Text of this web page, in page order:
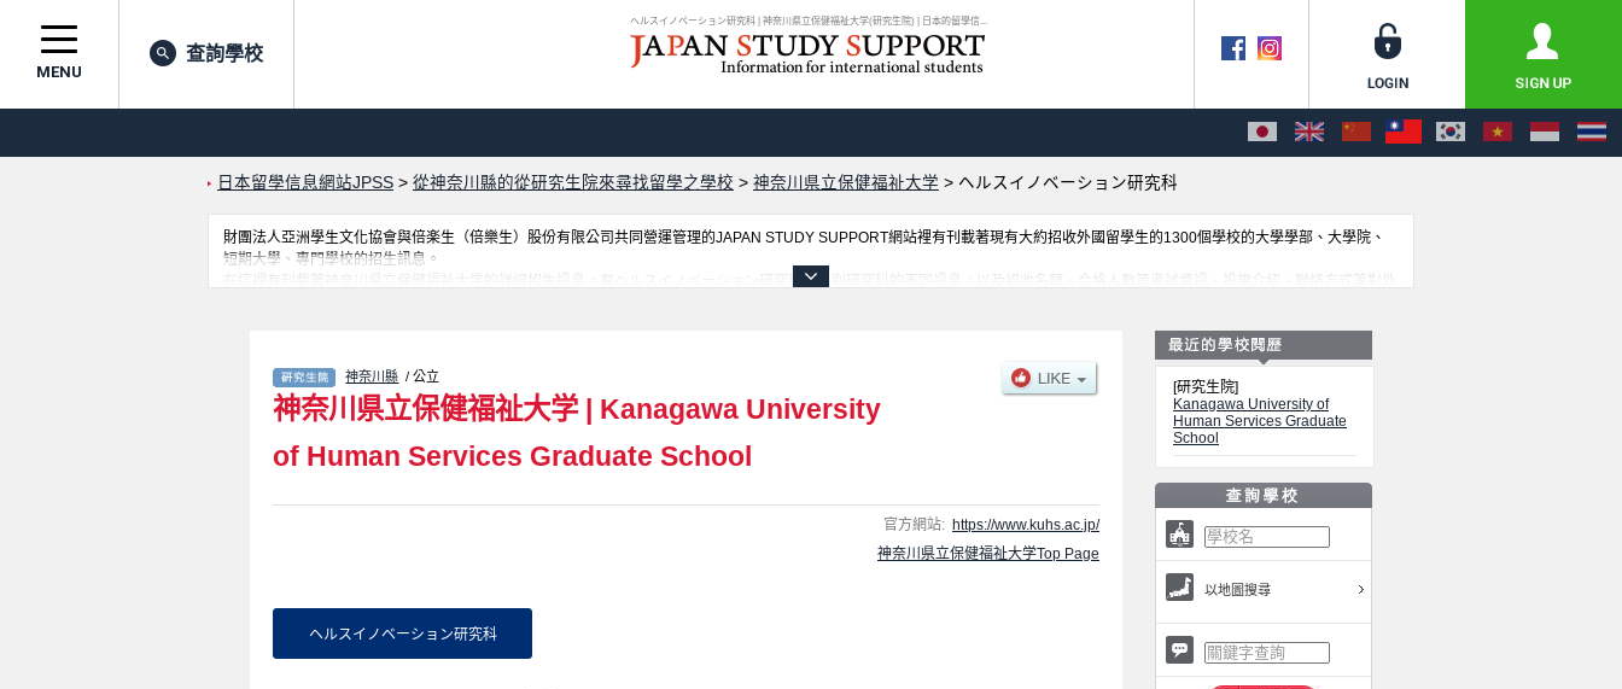
ヘルスイノベーション研究科 | 神奈川県立保健福祉大学(研究生院) | 日本的留學信...
MENU
查詢學校
日本留學信息網站JPSS > 從神奈川縣的從研究生院來尋找留學之學校 > 神奈川県立保健福祉大学 > ヘルスイノベーション研究科
財團法人亞洲學生文化協會與倍楽生（倍樂生）股份有限公司共同營運管理的JAPAN STUDY SUPPORT網站裡有刊載著現有大約招收外國留學生的1300個學校的大學學部、大學院、
短期大學、專門學校的招生訊息。
在這裡有刊載著神奈川県立保健福祉大学的詳細招生訊息。有ヘルスイノベーション研究科等各別研究科的不同訊息，以及招收名額、合格人數等考試資訊、設施介紹、聯絡方式等對外
神奈川縣 / 公立
神奈川県立保健福祉大学 | Kanagawa University
of Human Services Graduate School
官方網站: https://www.kuhs.ac.jp/
神奈川県立保健福祉大学Top Page
ヘルスイノベーション研究科
[研究生院]
Kanagawa University of
Human Services Graduate
School
以地圖搜尋